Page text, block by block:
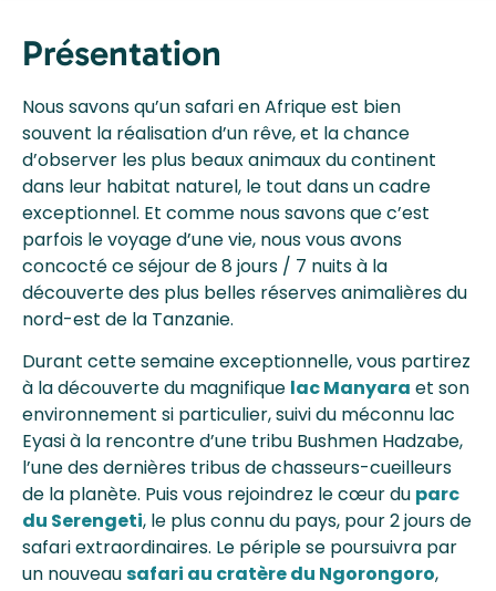
Présentation
Nous savons qu’un safari en Afrique est bien
souvent la réalisation d’un rêve, et la chance
d’observer les plus beaux animaux du continent
dans leur habitat naturel, le tout dans un cadre
exceptionnel. Et comme nous savons que c’est
parfois le voyage d’une vie, nous vous avons
concocté ce séjour de 8 jours / 7 nuits à la
découverte des plus belles réserves animalières du
nord-est de la Tanzanie.
Durant cette semaine exceptionnelle, vous partirez
à la découverte du magnifique lac Manyara et son
environnement si particulier, suivi du méconnu lac
Eyasi à la rencontre d’une tribu Bushmen Hadzabe,
l’une des dernières tribus de chasseurs-cueilleurs
de la planète. Puis vous rejoindrez le cœur du parc
du Serengeti, le plus connu du pays, pour 2 jours de
safari extraordinaires. Le périple se poursuivra par
un nouveausafari au cratère du Ngorongoro,